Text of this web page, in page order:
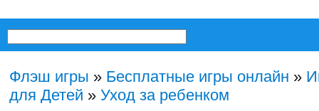
Флэш игры » Бесплатные игры онлайн »
для Детей » Уход за ребенком